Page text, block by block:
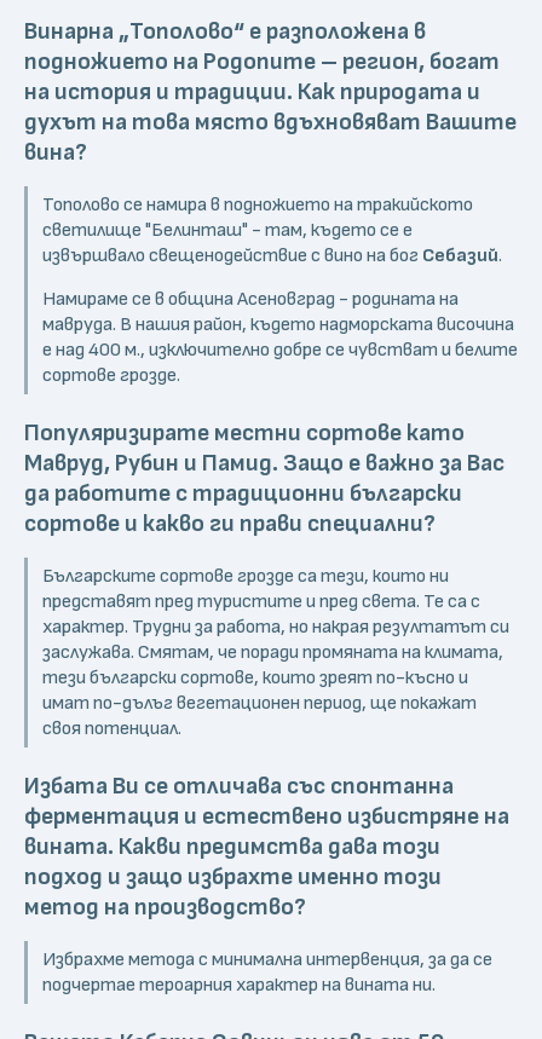
Винарна „Тополово“ е разположена в
подножието на Родопите – регион, богат
на история и традиции. Как природата и
духът на това място вдъхновяват Вашите
вина?
Тополово се намира в подножието на тракийското
светилище "Белинташ" - там, където се е
извършвало свещенодействие с вино на бог Себазий.
Намираме се в община Асеновград - родината на
мавруда. В нашия район, където надморската височина
е над 400 м., изключително добре се чувстват и белите
сортове грозде.
Популяризирате местни сортове като
Мавруд, Рубин и Памид. Защо е важно за Вас
да работите с традиционни български
сортове и какво ги прави специални?
Българските сортове грозде са тези, които ни
представят пред туристите и пред света. Те са с
характер. Трудни за работа, но накрая резултатът си
заслужава. Смятам, че поради промяната на климата,
тези български сортове, които зреят по-късно и
имат по-дълъг вегетационен период, ще покажат
своя потенциал.
Избата Ви се отличава със спонтанна
ферментация и естествено избистряне на
вината. Какви предимства дава този
подход и защо избрахте именно този
метод на производство?
Избрахме метода с минимална интервенция, за да се
подчертае тероарния характер на вината ни.